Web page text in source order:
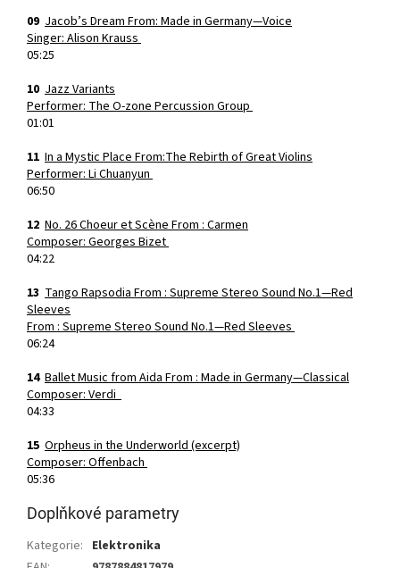
09 Jacob’s Dream From: Made in Germany—Voice
Singer: Alison Krauss
05:25
10 Jazz Variants
Performer: The O-zone Percussion Group
01:01
11 In a Mystic Place From:The Rebirth of Great Violins
Performer: Li Chuanyun
06:50
12 No. 26 Choeur et Scène From : Carmen
Composer: Georges Bizet
04:22
13 Tango Rapsodia From : Supreme Stereo Sound No.1—Red
Sleeves
From : Supreme Stereo Sound No.1—Red Sleeves
06:24
14 Ballet Music from Aida From : Made in Germany—Classical
Composer: Verdi
04:33
15 Orpheus in the Underworld (excerpt)
Composer: Offenbach
05:36
Doplňkové parametry
Kategorie: Elektronika